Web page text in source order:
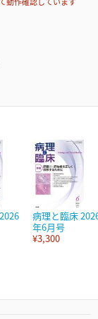
病理と臨床
年6月号
¥3,300